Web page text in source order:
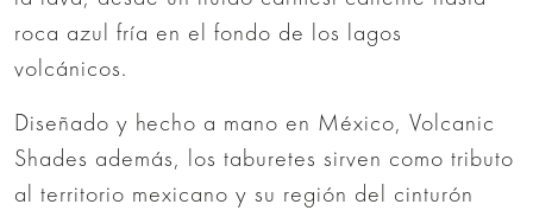
roca azul fría en el fondo de los lagos
volcánicos.
Diseñado y hecho a mano en México, Volcanic
Shades además, los taburetes sirven como tributo
al territorio mexicano y su región del cinturón